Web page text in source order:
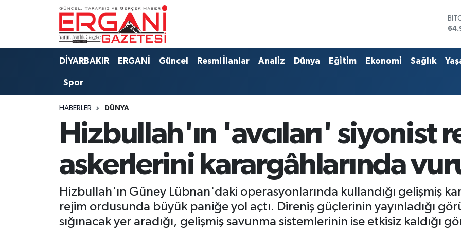
DİYARBAKIR ERGANİ Güncel Resmi İlanlar Anali̇z Dünya Eği̇ti̇m Ekonomi̇ Sağlık
Spor
HABERLER DÜNYA
Hizbullah'ın 'avcıları' siyonist
askerlerini karargâhlarında
Hizbullah'ın Güney Lübnan'daki operasyonlarında kullandığı gelişmiş
rejim ordusunda büyük paniğe yol açtı. Direniş güçlerinin yayınladığı
sığınacak yer aradığı, gelişmiş savunma sistemlerinin ise etkisiz kaldığı
DİYARBAKIR
BAĞLAR
ERGANİ
Resmi İlanlar
Ergani Nöbetçi Eczaneler
Ergani Hava Durumu
Tüm Manşetler
Son Dakika Haberleri
Haber Arşivi